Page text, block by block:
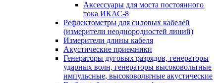
Аксессуары для моста постоянного
тока ИКАС-8
Рефлектометры для силовых кабелей
(измерители неоднородностей линий)
Измерители длины кабеля
Акустические приемники
Генераторы дуговых разрядов, генераторы
ударных волн, генераторы высоковольтные
импульсные, высоковольтные акустические